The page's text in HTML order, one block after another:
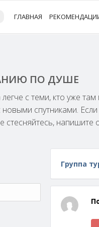
ГЛАВНАЯ
ПО ДУШЕ
с теми, кто уже
новыми спутниками.
стесняйтесь, напишите
Группа